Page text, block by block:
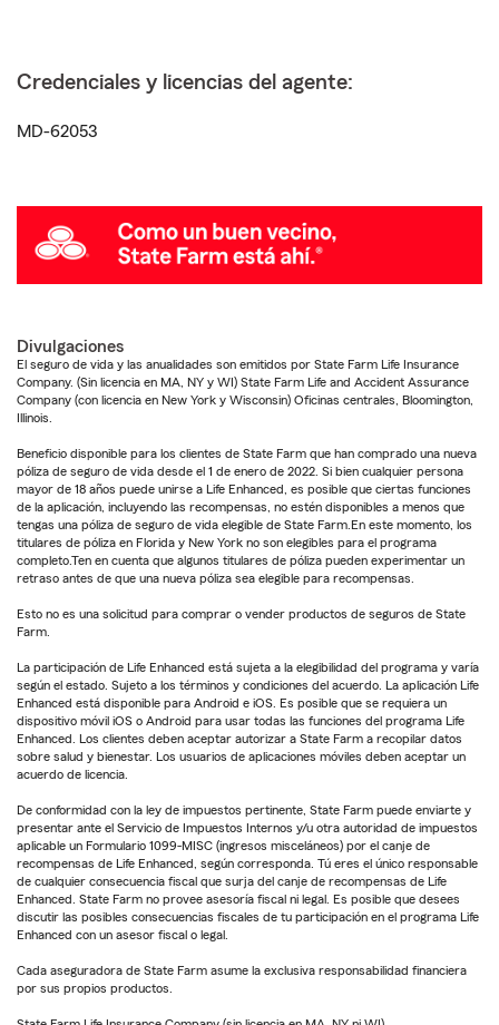
Credenciales y licencias del agente:
MD-62053
Divulgaciones
El seguro de vida y las anualidades son emitidos por State Farm Life Insurance
Company. (Sin licencia en MA, NY y WI) State Farm Life and Accident Assurance
Company (con licencia en New York y Wisconsin) Oficinas centrales, Bloomington,
Illinois.
Beneficio disponible para los clientes de State Farm que han comprado una nueva
póliza de seguro de vida desde el 1 de enero de 2022. Si bien cualquier persona
mayor de 18 años puede unirse a Life Enhanced, es posible que ciertas funciones
de la aplicación, incluyendo las recompensas, no estén disponibles a menos que
tengas una póliza de seguro de vida elegible de State Farm.En este momento, los
titulares de póliza en Florida y New York no son elegibles para el programa
completo.Ten en cuenta que algunos titulares de póliza pueden experimentar un
retraso antes de que una nueva póliza sea elegible para recompensas.
Esto no es una solicitud para comprar o vender productos de seguros de State
Farm.
La participación de Life Enhanced está sujeta a la elegibilidad del programa y varía
según el estado. Sujeto a los términos y condiciones del acuerdo. La aplicación Life
Enhanced está disponible para Android e iOS. Es posible que se requiera un
dispositivo móvil iOS o Android para usar todas las funciones del programa Life
Enhanced. Los clientes deben aceptar autorizar a State Farm a recopilar datos
sobre salud y bienestar. Los usuarios de aplicaciones móviles deben aceptar un
acuerdo de licencia.
De conformidad con la ley de impuestos pertinente, State Farm puede enviarte y
presentar ante el Servicio de Impuestos Internos y/u otra autoridad de impuestos
aplicable un Formulario 1099-MISC (ingresos misceláneos) por el canje de
recompensas de Life Enhanced, según corresponda. Tú eres el único responsable
de cualquier consecuencia fiscal que surja del canje de recompensas de Life
Enhanced. State Farm no provee asesoría fiscal ni legal. Es posible que desees
discutir las posibles consecuencias fiscales de tu participación en el programa Life
Enhanced con un asesor fiscal o legal.
Cada aseguradora de State Farm asume la exclusiva responsabilidad financiera
por sus propios productos.